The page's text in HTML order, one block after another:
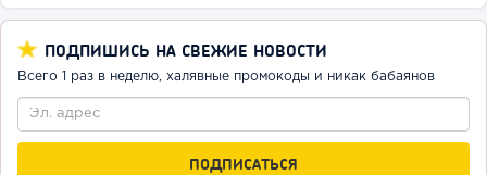
ПОДПИШИСЬ НА СВЕЖИЕ НОВОСТИ
Всего 1 раз в неделю, халявные промокоды и никак бабаянов